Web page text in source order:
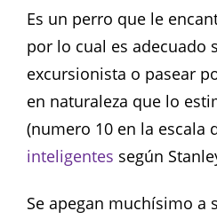
Es un perro que le
por lo cual es adecuado
excursionista o pasear
en naturaleza que lo
(numero 10 en la escala
inteligentes según
Se apegan muchísimo a